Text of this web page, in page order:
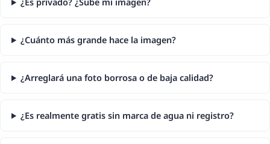
¿Cuánto más grande hace la imagen?
¿Arreglará una foto borrosa o de baja calidad?
¿Es realmente gratis sin marca de agua ni registro?